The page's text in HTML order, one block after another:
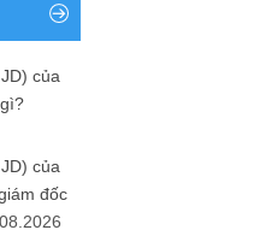
của
của
đốc